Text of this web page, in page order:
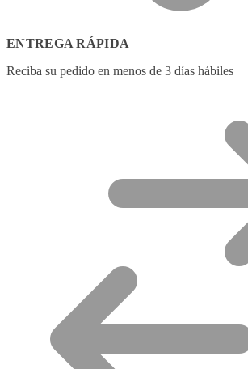
ENTREGA RÁPIDA
Reciba su pedido en menos de 3 días hábiles